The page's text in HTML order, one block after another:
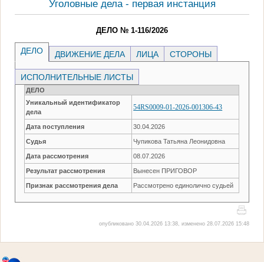
Уголовные дела - первая инстанция
ДЕЛО № 1-116/2026
ДЕЛО ДВИЖЕНИЕ ДЕЛА ЛИЦА СТОРОНЫ
ИСПОЛНИТЕЛЬНЫЕ ЛИСТЫ
ДЕЛО
Уникальный идентификатор
дела
54RS0009-01-2026-001306-43
Дата поступления 30.04.2026
Судья Чупикова Татьяна Леонидовна
Дата рассмотрения 08.07.2026
Результат рассмотрения Вынесен ПРИГОВОР
Признак рассмотрения дела Рассмотрено единолично судьей
опубликовано 30.04.2026 13:38, изменено 28.07.2026 15:48